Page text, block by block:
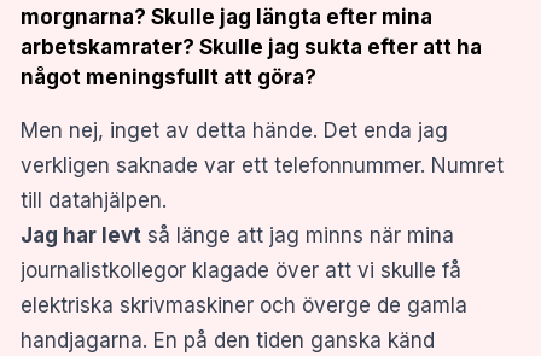
morgnarna? Skulle jag längta efter mina
arbetskamrater? Skulle jag sukta efter att ha
något meningsfullt att göra?
Men nej, inget av detta hände. Det enda jag
verkligen saknade var ett telefonnummer. Numret
till datahjälpen.
Jag har levt så länge att jag minns när mina
journalistkollegor klagade över att vi skulle få
elektriska skrivmaskiner och överge de gamla
handjagarna. En på den tiden ganska känd